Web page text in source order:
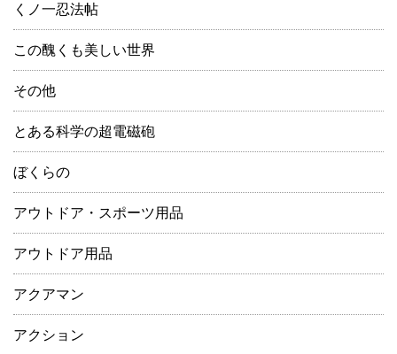
くノ一忍法帖
この醜くも美しい世界
その他
とある科学の超電磁砲
ぼくらの
アウトドア・スポーツ用品
アウトドア用品
アクアマン
アクション